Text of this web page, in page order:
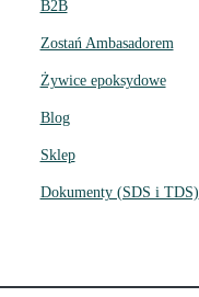
B2B
Zostań Ambasadorem
Żywice epoksydowe
Blog
Sklep
Dokumenty (SDS i TDS)